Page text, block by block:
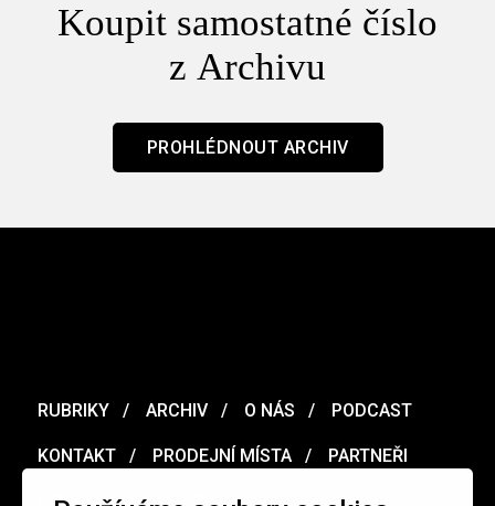
Koupit samostatné číslo
z Archivu
PROHLÉDNOUT ARCHIV
RUBRIKY ARCHIV O NÁS PODCAST
KONTAKT PRODEJNÍ MÍSTA PARTNEŘI
MERCH VOUCHER